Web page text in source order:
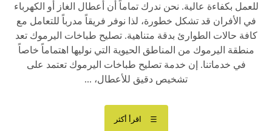
للعمل بكفاءة عالية. نحن ندرك تماماً أن أعطال الغاز أو الكهرباء
في الأفران قد تشكل خطورة، لذا نوفر فريقاً مدرباً للتعامل مع
كافة حالات الطوارئ بدقة متناهية. تصليح طباخات اليرموك تعد
منطقة اليرموك من المناطق الحيوية التي نوليها اهتماماً خاصاً
في خدماتنا. إن خدمة تصليح طباخات اليرموك تعتمد على
تشخيص دقيق للأعطال، ...
اقرأ أكثر